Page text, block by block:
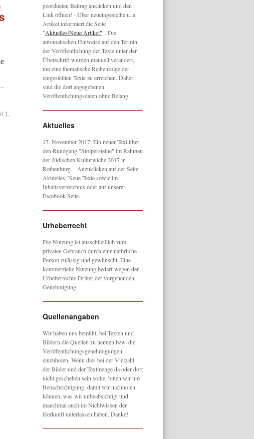
1.
geordneten Beitrag anklicken und den
Link öffnen! - Über neueingestellte u. a.
Artikel informiert die Seite
"Aktuelles/Neue Artikel"". Die
automatischen Hinweise auf den Termin
der Veröffentlichung der Texte unter der
Überschrift wurden manuell verändert,
um eine thematische Reihenfolge der
eingestellten Texte zu erreichen. Daher
sind die dort angegebenen
Veröffentlichungsdaten ohne Belang.
Aktuelles
17. November 2017: Ein neuer Text über
den Rundgang "Stolpersteine" im Rahmen
der Jüdischen Kulturwiche 2017 in
Rothenburg. - Anzuklicken auf der Seite
Aktuelles, Neue Texte sowie im
Inhaltsverzeichnis oder auf unserer
Facebook-Seite.
Urheberrecht
Die Nutzung ist ausschließlich zum
privaten Gebrauch durch eine natürliche
Person zulässig und gewünscht. Eine
kommerzielle Nutzung bedarf wegen der
Urheberrechte Dritter der vorgehenden
Genehmigung.
Quellenangaben
Wir haben uns bemüht, bei Texten und
Bildern die Quellen zu nennen bzw. die
Veröffentlichungsgenehmigungen
einzuholen. Wenn dies bei der Vielzahl
der Bilder und der Textmenge da oder dort
nicht geschehen sein sollte, bitten wir um
Benachrichtigung, damit wir nachholen
können, was wir unbeabsichtigt und
manchmal auch im Nichtwissen der
Herkunft unterlassen haben. Danke!